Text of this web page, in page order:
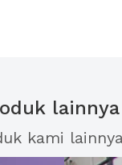
lainnya
kami